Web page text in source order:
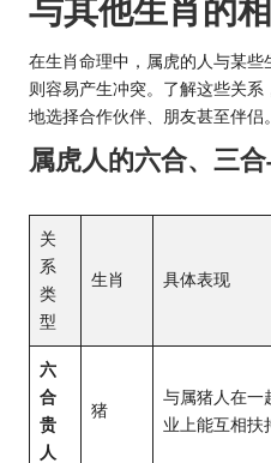
与其他生肖的
在生肖命理中，属虎的人与某些
则容易产生冲突。了解这些关
地选择合作伙伴、朋友甚至伴侣。
属虎人的六合、三
关
系
类
型
生肖 具体表现
六
合
贵
人
猪
与属猪人在一
业上能互相扶